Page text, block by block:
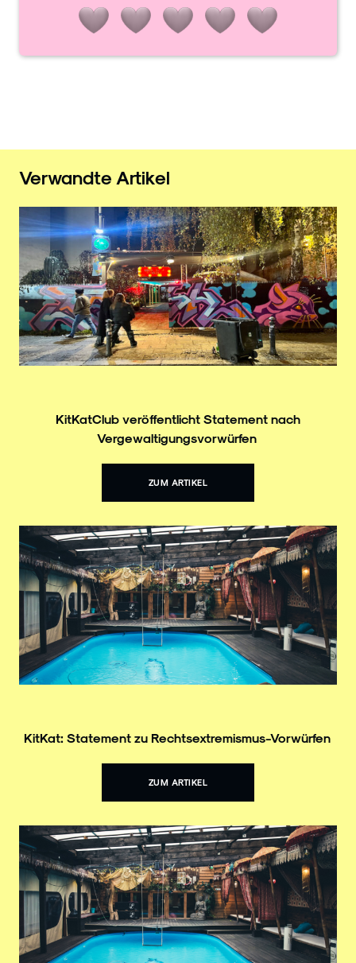
Verwandte Artikel
KitKatClub veröffentlicht Statement nach
Vergewaltigungsvorwürfen
ZUM ARTIKEL
KitKat: Statement zu Rechtsextremismus-Vorwürfen
ZUM ARTIKEL